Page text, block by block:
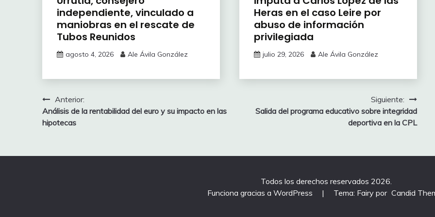
independiente, vinculado a
maniobras en el rescate de
Tubos Reunidos
agosto 4, 2026 Ale Ávila González
Heras en el caso Leire por
abuso de información
privilegiada
julio 29, 2026 Ale Ávila González
Navegación
de
Anterior:
Análisis de la rentabilidad del euro y su impacto en las
hipotecas
Siguiente:
Salida del programa educativo sobre integridad
deportiva en la CPL
Todos los derechos reservados 2026.
Funciona gracias a WordPress
| Tema: Fairy por Candid